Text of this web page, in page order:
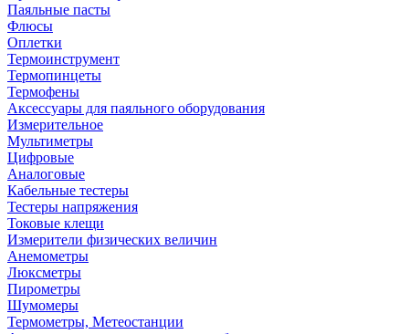
Паяльные пасты
Флюсы
Оплетки
Термоинструмент
Термопинцеты
Термофены
Аксессуары для паяльного оборудования
Измерительное
Мультиметры
Цифровые
Аналоговые
Кабельные тестеры
Тестеры напряжения
Токовые клещи
Измерители физических величин
Анемометры
Люксметры
Пирометры
Шумомеры
Термометры, Метеостанции